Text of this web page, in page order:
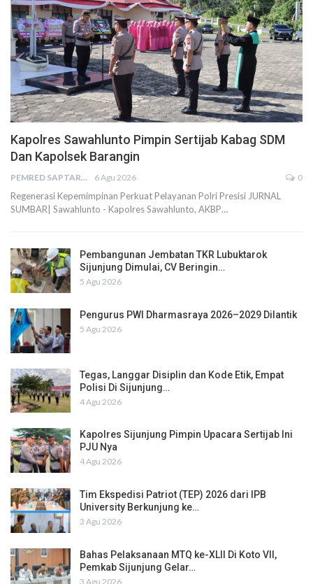
Kapolres Sawahlunto Pimpin Sertijab Kabag SDM
Dan Kapolsek Barangin
PEMRED SAPTARIUS 6 Agu 2026 0
Regenerasi Kepemimpinan Perkuat Pelayanan Polri Presisi JURNAL
SUMBAR| Sawahlunto - Kapolres Sawahlunto, AKBP…
Pembangunan Jembatan TKR Lubuktarok
Sijunjung Dimulai, CV Beringin…
5 Agu 2026
Pengurus PWI Dharmasraya 2026–2029 Dilantik
5 Agu 2026
Tegas, Langgar Disiplin dan Kode Etik, Empat
Polisi Di Sijunjung…
4 Agu 2026
Kapolres Sijunjung Pimpin Upacara Sertijab Ini
PJU Nya
4 Agu 2026
Tim Ekspedisi Patriot (TEP) 2026 dari IPB
University Berkunjung ke…
3 Agu 2026
Bahas Pelaksanaan MTQ ke-XLII Di Koto VII,
Pemkab Sijunjung Gelar…
3 Agu 2026